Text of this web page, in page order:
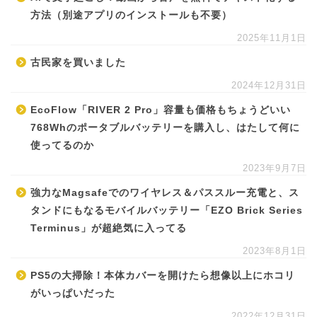
方法（別途アプリのインストールも不要）
2025年11月1日
古民家を買いました
2024年12月31日
EcoFlow「RIVER 2 Pro」容量も価格もちょうどいい
768Whのポータブルバッテリーを購入し、はたして何に
使ってるのか
2023年9月7日
強力なMagsafeでのワイヤレス＆パススルー充電と、ス
タンドにもなるモバイルバッテリー「EZO Brick Series
Terminus」が超絶気に入ってる
2023年8月1日
PS5の大掃除！本体カバーを開けたら想像以上にホコリ
がいっぱいだった